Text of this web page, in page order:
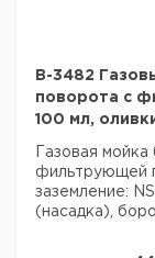
B-3482
поворота с
100 мл,
Газовая
фильтрующей
заземление:
(насадка),